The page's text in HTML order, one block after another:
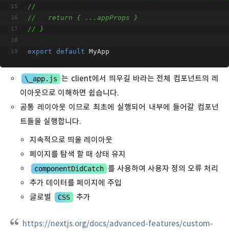
//
//   return { ...appProps }
// }
export default MyApp
\_app.js 는 client에서 띄우길 바라는 전체 컴포넌트의 레
이아웃으로 이해하면 쉽습니다.
공통 레이아웃 이므로 최초에 실행되어 내부에 들어갈 컴포넌
트들을 실행합니다.
지속적으로 띄울 레이아웃
페이지를 탐색 할 때 상태 유지
componentDidCatch 를 사용하여 사용자 정의 오류 처리
추가 데이터를 페이지에 주입
글로벌
CSS 추가
https://nextjs.org/docs/advanced-features/custom-